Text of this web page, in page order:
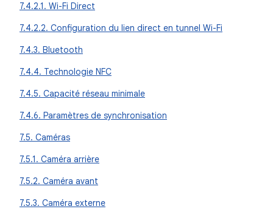
7.4.2.1. Wi-Fi Direct
7.4.2.2. Configuration du lien direct en tunnel Wi-Fi
7.4.3. Bluetooth
7.4.4. Technologie NFC
7.4.5. Capacité réseau minimale
7.4.6. Paramètres de synchronisation
7.5. Caméras
7.5.1. Caméra arrière
7.5.2. Caméra avant
7.5.3. Caméra externe